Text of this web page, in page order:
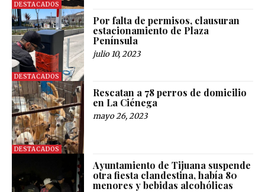
DESTACADOS
DESTACADOS
Por falta de permisos, clausuran
estacionamiento de Plaza
Península
julio 10, 2023
DESTACADOS
Rescatan a 78 perros de domicilio
en La Ciénega
mayo 26, 2023
Ayuntamiento de Tijuana suspende
otra fiesta clandestina, había 80
menores y bebidas alcohólicas